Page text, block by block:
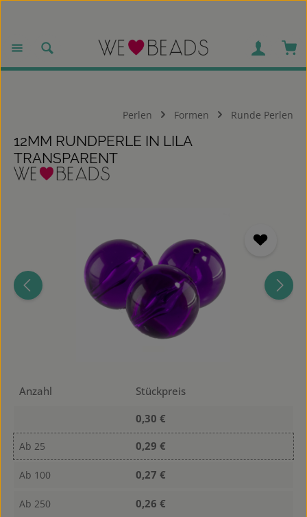
Perlen Formen Runde Perlen
12MM RUNDPERLE IN LILA
TRANSPARENT
Anzahl
Stückpreis
0,30 €
Ab 25 0,29 €
Ab 100 0,27 €
Ab 250 0,26 €